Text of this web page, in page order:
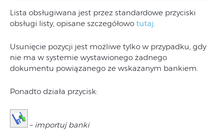
Lista obsługiwana jest przez standardowe przyciski
obsługi listy, opisane szczegółowo tutaj.
Usunięcie pozycji jest możliwe tylko w przypadku, gdy
nie ma w systemie wystawionego żadnego
dokumentu powiązanego ze wskazanym bankiem.
Ponadto działa przycisk:
– importuj banki